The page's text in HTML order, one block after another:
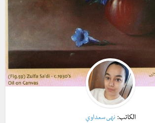
الكاتب: نهى سعداوي